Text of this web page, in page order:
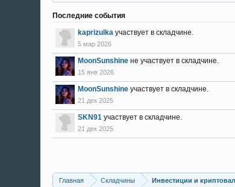
Последние события
kaprizulka участвует в складчине.
5 мар 2026
MoonSunshine не участвует в складчине.
15 янв 2026
MoonSunshine участвует в складчине.
21 дек 2025
SKN91 участвует в складчине.
21 дек 2025
Главная Складчины Инвестиции и